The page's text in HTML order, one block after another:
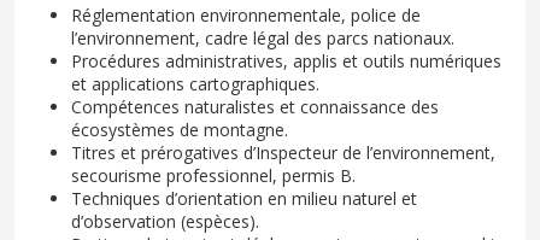
Réglementation environnementale, police de
l’environnement, cadre légal des parcs nationaux.
Procédures administratives, applis et outils numériques
et applications cartographiques.
Compétences naturalistes et connaissance des
écosystèmes de montagne.
Titres et prérogatives d’Inspecteur de l’environnement,
secourisme professionnel, permis B.
Techniques d’orientation en milieu naturel et
d’observation (espèces).